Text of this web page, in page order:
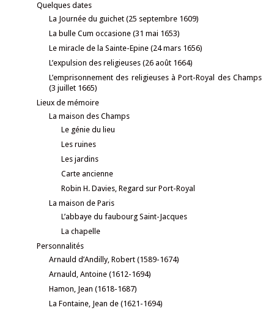
Quelques dates
La Journée du guichet (25 septembre 1609)
La bulle Cum occasione (31 mai 1653)
Le miracle de la Sainte-Epine (24 mars 1656)
L’expulsion des religieuses (26 août 1664)
L’emprisonnement des religieuses à Port-Royal des Champs
(3 juillet 1665)
Lieux de mémoire
La maison des Champs
Le génie du lieu
Les ruines
Les jardins
Carte ancienne
Robin H. Davies, Regard sur Port-Royal
La maison de Paris
L’abbaye du faubourg Saint-Jacques
La chapelle
Personnalités
Arnauld d’Andilly, Robert (1589-1674)
Arnauld, Antoine (1612-1694)
Hamon, Jean (1618-1687)
La Fontaine, Jean de (1621-1694)